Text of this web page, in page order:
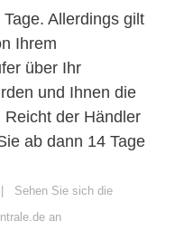
Allerdings gilt
Ihrem
über Ihr
und Ihnen die
der Händler
ab dann 14 Tage
Sehen Sie sich die
an